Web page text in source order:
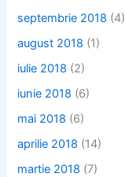
septembrie 2018 (4)
august 2018 (1)
iulie 2018 (2)
iunie 2018 (6)
mai 2018 (6)
aprilie 2018 (14)
martie 2018 (7)